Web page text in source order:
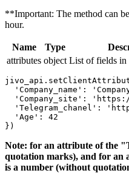
**Important: The method can
hour.
Name Type
attributes object List of fields in
'Company_name':
'Company_site':
'Telegram_chanel':
  'Age': 42
Note: for an attribute of the
quotation marks), and for
is a number (without